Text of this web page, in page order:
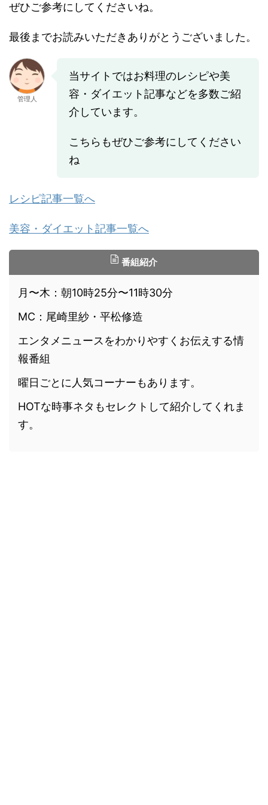
ぜひご参考にしてくださいね。
最後までお読みいただきありがとうございました。
管理人
当サイトではお料理のレシピや美
容・ダイエット記事などを多数ご紹
介しています。
こちらもぜひご参考にしてください
ね
レシピ記事一覧へ
美容・ダイエット記事一覧へ
番組紹介
月〜木：朝10時25分〜11時30分
MC：尾崎里紗・平松修造
エンタメニュースをわかりやすくお伝えする情
報番組
曜日ごとに人気コーナーもあります。
HOTな時事ネタもセレクトして紹介してくれま
す。